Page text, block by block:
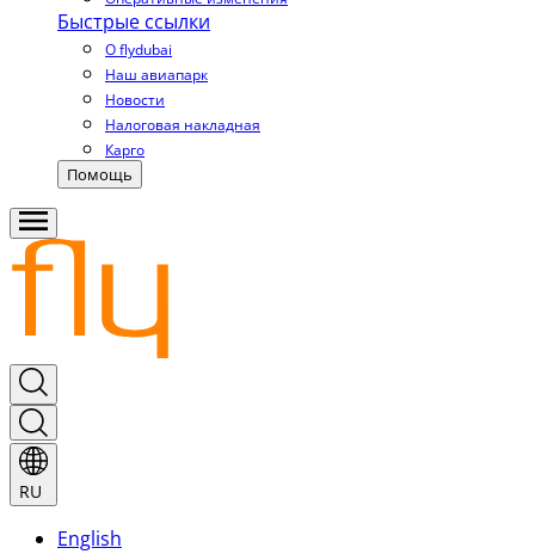
Быстрые ссылки
О flydubai
Наш авиапарк
Новости
Налоговая накладная
Карго
Помощь
RU
English